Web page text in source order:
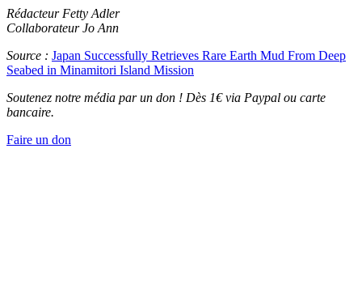
Rédacteur Fetty Adler
Collaborateur Jo Ann
Source : Japan Successfully Retrieves Rare Earth Mud From Deep
Seabed in Minamitori Island Mission
Soutenez notre média par un don ! Dès 1€ via Paypal ou carte
bancaire.
Faire un don